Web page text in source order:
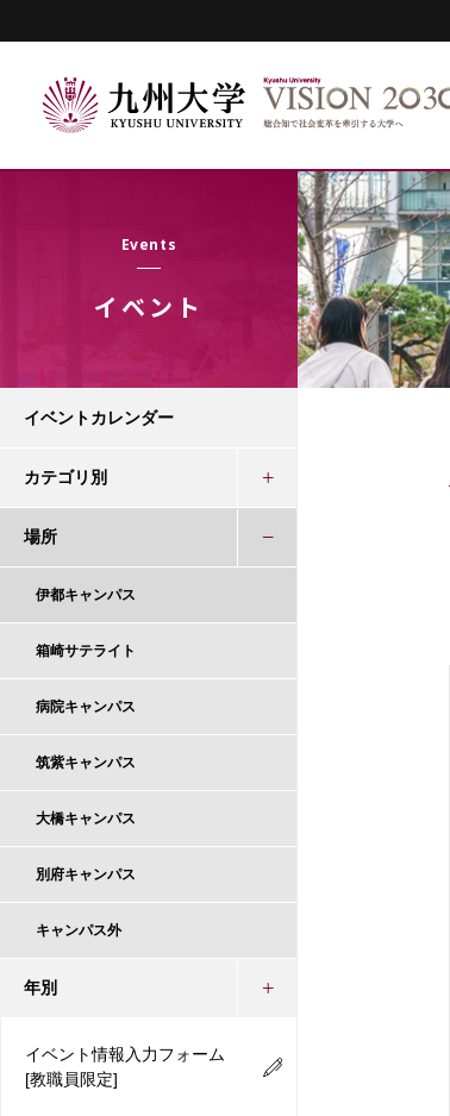
Events
イベント
イベントカレンダー
カテゴリ別
場所
伊都キャンパス
箱崎サテライト
病院キャンパス
筑紫キャンパス
大橋キャンパス
別府キャンパス
キャンパス外
年別
イベント情報入力フォーム
[教職員限定]